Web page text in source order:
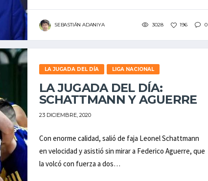
SEBASTIÁN ADANIYA 3028 196 0
LA JUGADA DEL DÍA LIGA NACIONAL
LA JUGADA DEL DÍA:
SCHATTMANN Y AGUERRE
23 DICIEMBRE, 2020
Con enorme calidad, salió de faja Leonel Schattmann
en velocidad y asistió sin mirar a Federico Aguerre, que
la volcó con fuerza a dos…